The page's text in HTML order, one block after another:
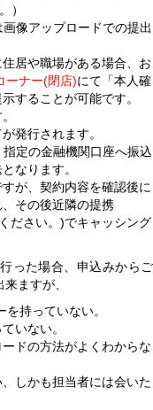
）
像アップロードでの提出
住居や職場がある場合、お
ーナー(閉店)にて「本人確
することが可能です。
発行されます。
定の金融機関口座へ振込
なります。
が、契約内容を確認後に
その後近隣の提携
ださい。)でキャッシング
った場合、申込みからご
ますが、
持っていない。
いない。
ドの方法がよくわからな
しかも担当者には会いた